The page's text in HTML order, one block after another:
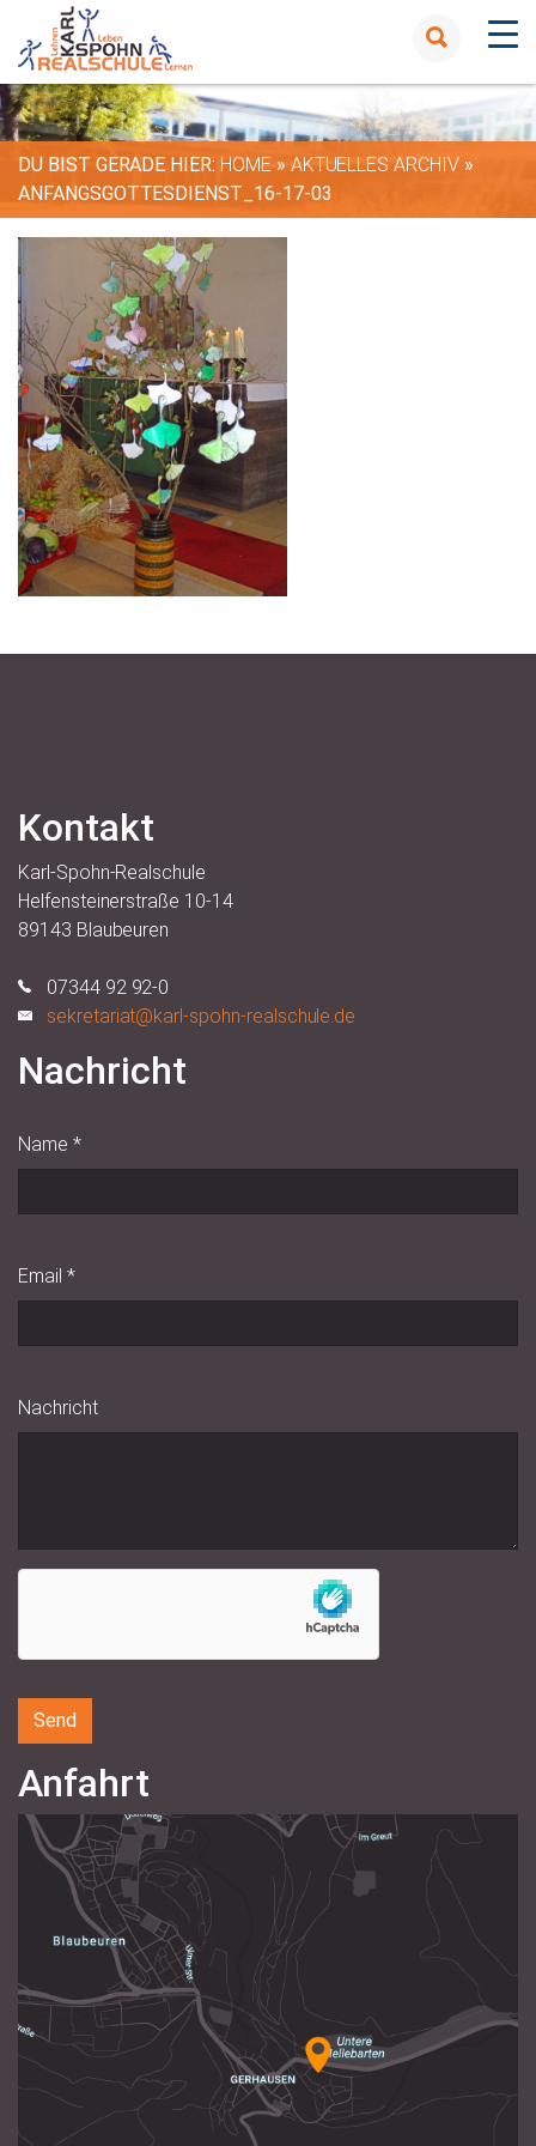
DU BIST GERADE HIER: HOME » AKTUELLES ARCHIV»
ANFANGSGOTTESDIENST_16-17-03
Kontakt
Karl-Spohn-Realschule
Helfensteinerstraße 10-14
89143 Blaubeuren
07344 92 92-0
sekretariat@karl-spohn-realschule.de
Nachricht
Name *
Email *
Nachricht
Anfahrt